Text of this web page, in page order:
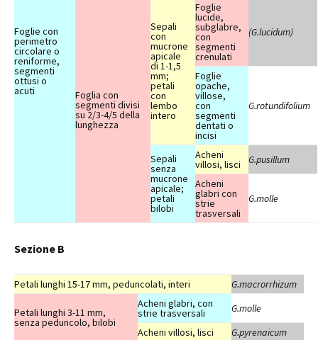
Foglie con
perimetro
circolare o
reniforme,
segmenti
ottusi o
acuti Foglia con
segmenti divisi
su 2/3-4/5 della
lunghezza
Sepali
con
mucrone
apicale
di 1-1,5
mm;
petali
con
lembo
intero
Foglie
lucide,
subglabre,
con
segmenti
crenulati
(G.lucidum)
Foglie
opache,
villose,
con
segmenti
dentati o
incisi
G.rotundifolium
Sepali
senza
mucrone
apicale;
petali
bilobi
Acheni
villosi, lisci
G.pusillum
Acheni
glabri con
strie
trasversali
G.molle
Sezione B
Petali lunghi 15-17 mm, peduncolati, interi G.macrorrhizum
Petali lunghi 3-11 mm,
senza peduncolo, bilobi
Acheni glabri, con
strie trasversali
G.molle
Acheni villosi, lisci
G.pyrenaicum